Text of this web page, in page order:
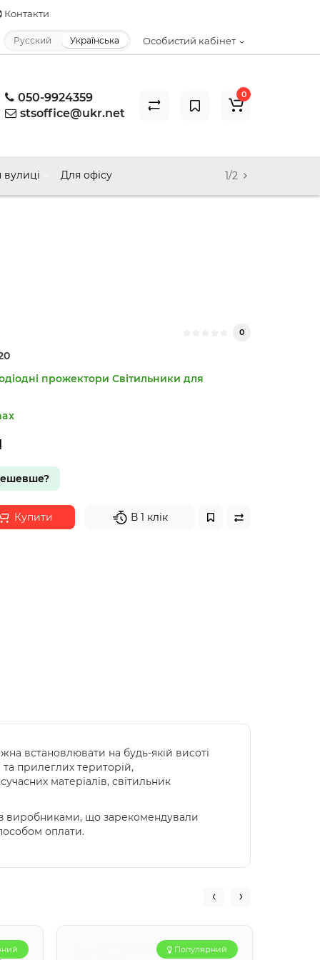
Контакти
Особистий кабінет
Русский Українська
050-9924359
stsoffice@ukr.net
0
вулиці Для офісу 1/2
0
прожектори Світильники для
Купити В 1 клік
встановлювати на будь-якій висоті
та прилеглих територій,
матеріалів, світильник
з виробниками, що зарекомендували
оплати.
Популярний